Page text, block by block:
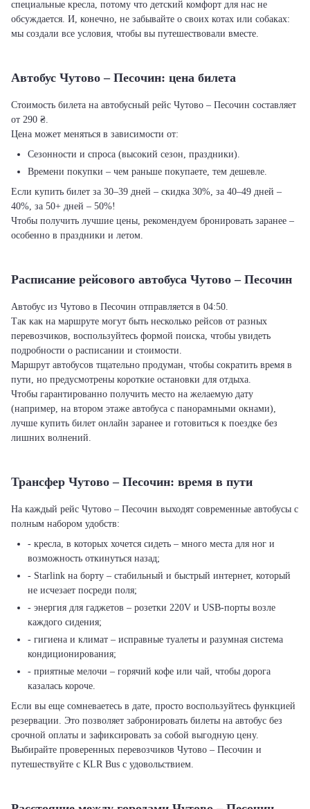
специальные кресла, потому что детский комфорт для нас не
обсуждается. И, конечно, не забывайте о своих котах или собаках:
мы создали все условия, чтобы вы путешествовали вместе.
Автобус Чутово – Песочин: цена билета
Стоимость билета на автобусный рейс Чутово – Песочин составляет
от 290 ₴.
Цена может меняться в зависимости от:
Сезонности и спроса (высокий сезон, праздники).
Времени покупки – чем раньше покупаете, тем дешевле.
Если купить билет за 30–39 дней – скидка 30%, за 40–49 дней –
40%, за 50+ дней – 50%!
Чтобы получить лучшие цены, рекомендуем бронировать заранее –
особенно в праздники и летом.
Расписание рейсового автобуса Чутово – Песочин
Автобус из Чутово в Песочин отправляется в 04:50.
Так как на маршруте могут быть несколько рейсов от разных
перевозчиков, воспользуйтесь формой поиска, чтобы увидеть
подробности о расписании и стоимости.
Маршрут автобусов тщательно продуман, чтобы сократить время в
пути, но предусмотрены короткие остановки для отдыха.
Чтобы гарантированно получить место на желаемую дату
(например, на втором этаже автобуса с панорамными окнами),
лучше купить билет онлайн заранее и готовиться к поездке без
лишних волнений.
Трансфер Чутово – Песочин: время в пути
На каждый рейс Чутово – Песочин выходят современные автобусы с
полным набором удобств:
- кресла, в которых хочется сидеть – много места для ног и
возможность откинуться назад;
- Starlink на борту – стабильный и быстрый интернет, который
не исчезает посреди поля;
- энергия для гаджетов – розетки 220V и USB-порты возле
каждого сидения;
- гигиена и климат – исправные туалеты и разумная система
кондиционирования;
- приятные мелочи – горячий кофе или чай, чтобы дорога
казалась короче.
Если вы еще сомневаетесь в дате, просто воспользуйтесь функцией
резервации. Это позволяет забронировать билеты на автобус без
срочной оплаты и зафиксировать за собой выгодную цену.
Выбирайте проверенных перевозчиков Чутово – Песочин и
путешествуйте с KLR Bus с удовольствием.